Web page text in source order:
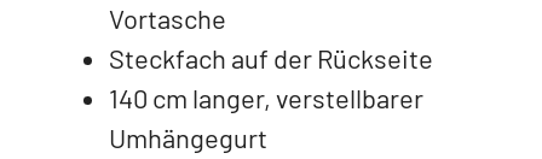
Vortasche
Steckfach auf der Rückseite
140 cm langer, verstellbarer
Umhängegurt